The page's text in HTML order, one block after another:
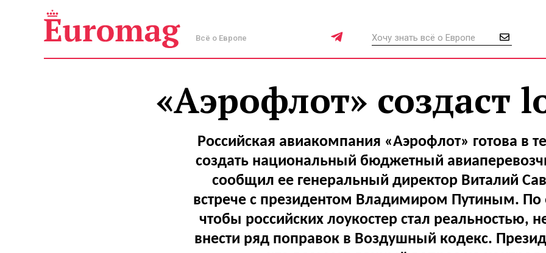
Всё о Европе
«Аэрофлот» создаст
Российская авиакомпания «Аэрофлот» готова в
создать национальный бюджетный
сообщил ее генеральный директор Виталий
встрече с президентом Владимиром Путиным. По
чтобы российских лоукостер стал реальностью,
внести ряд поправок в Воздушный кодекс.